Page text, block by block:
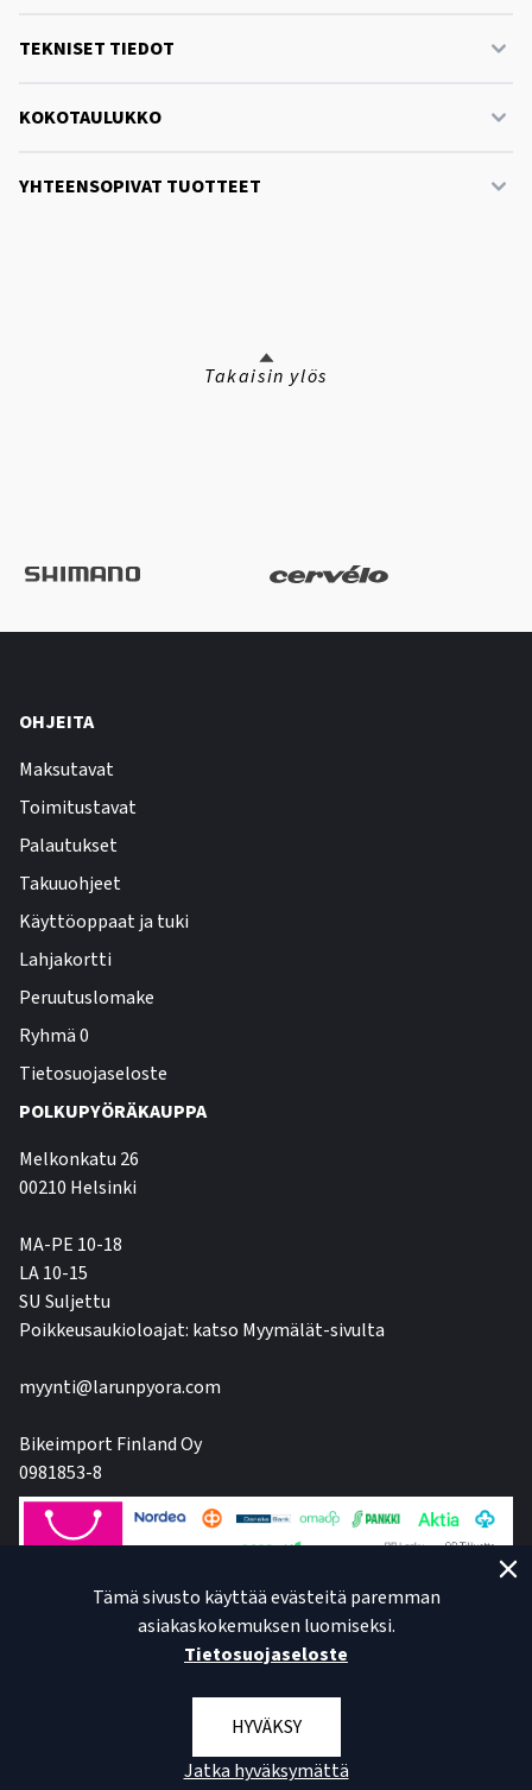
TEKNISET TIEDOT
KOKOTAULUKKO
YHTEENSOPIVAT TUOTTEET
Takaisin ylös
OHJEITA
Maksutavat
Toimitustavat
Palautukset
Takuuohjeet
Käyttöoppaat ja tuki
Lahjakortti
Peruutuslomake
Ryhmä 0
Tietosuojaseloste
POLKUPYÖRÄKAUPPA
Melkonkatu 26
00210 Helsinki
MA-PE 10-18
LA 10-15
SU Suljettu
Poikkeusaukioloajat: katso Myymälät-sivulta
myynti@larunpyora.com
Bikeimport Finland Oy
0981853-8
Tämä sivusto käyttää evästeitä paremman
asiakaskokemuksen luomiseksi.
Tietosuojaseloste
HYVÄKSY
Jatka hyväksymättä